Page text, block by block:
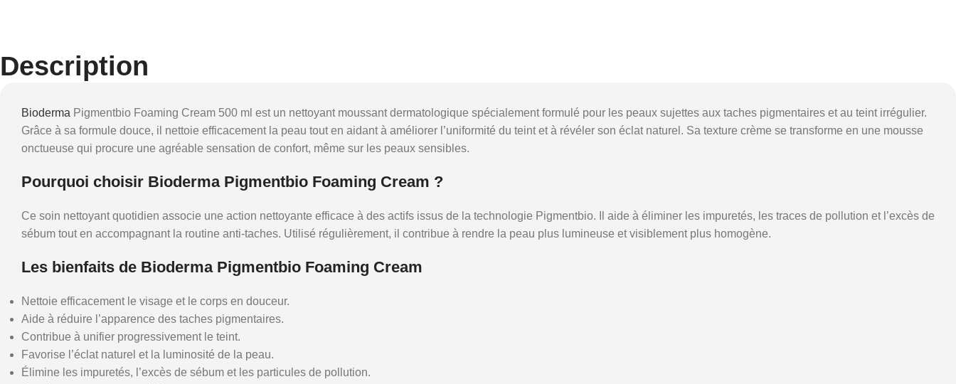
Description
Bioderma Pigmentbio Foaming Cream 500 ml est un nettoyant moussant dermatologique spécialement formulé pour les peaux sujettes aux taches pigmentaires et au teint irrégulier.
Grâce à sa formule douce, il nettoie efficacement la peau tout en aidant à améliorer l’uniformité du teint et à révéler son éclat naturel. Sa texture crème se transforme en une mousse
onctueuse qui procure une agréable sensation de confort, même sur les peaux sensibles.
Pourquoi choisir Bioderma Pigmentbio Foaming Cream ?
Ce soin nettoyant quotidien associe une action nettoyante efficace à des actifs issus de la technologie Pigmentbio. Il aide à éliminer les impuretés, les traces de pollution et l’excès de
sébum tout en accompagnant la routine anti-taches. Utilisé régulièrement, il contribue à rendre la peau plus lumineuse et visiblement plus homogène.
Les bienfaits de Bioderma Pigmentbio Foaming Cream
Nettoie efficacement le visage et le corps en douceur.
Aide à réduire l’apparence des taches pigmentaires.
Contribue à unifier progressivement le teint.
Favorise l’éclat naturel et la luminosité de la peau.
Élimine les impuretés, l’excès de sébum et les particules de pollution.